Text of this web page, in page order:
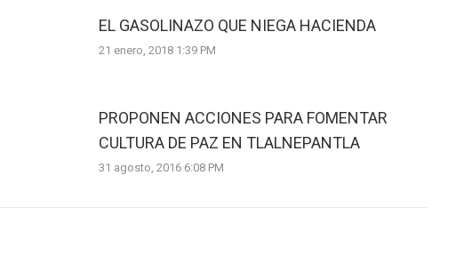
EL GASOLINAZO QUE NIEGA HACIENDA
21 enero, 2018 1:39 PM
PROPONEN ACCIONES PARA FOMENTAR
CULTURA DE PAZ EN TLALNEPANTLA
31 agosto, 2016 6:08 PM